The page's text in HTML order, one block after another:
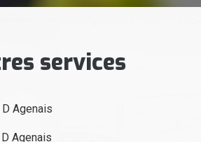
services
Agenais
Agenais